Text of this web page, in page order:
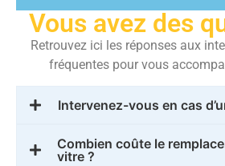
Vous avez des
Retrouvez ici les réponses aux
fréquentes pour vous
Intervenez-vous en cas
Combien coûte le
vitre ?